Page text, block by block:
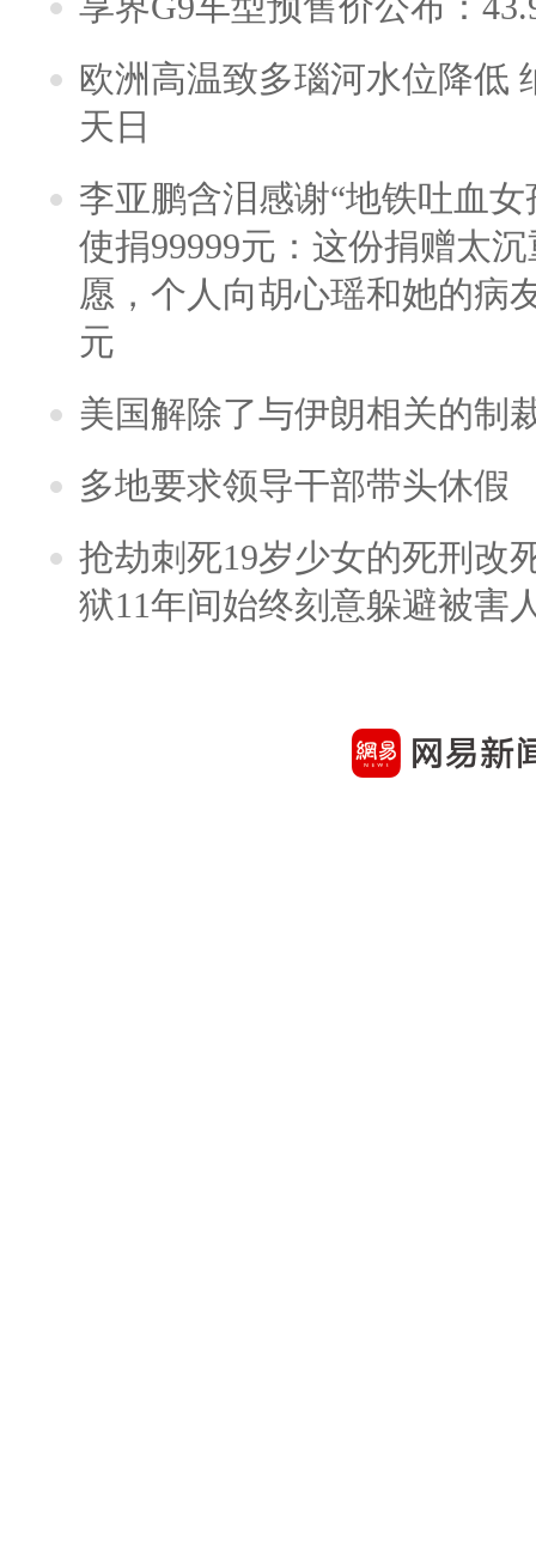
欧洲高温致多瑙河水位降低
天日
李亚鹏含泪感谢“地铁吐血
使捐99999元：这份捐赠太
愿，个人向胡心瑶和她的病
元
美国解除了与伊朗相关的制
多地要求领导干部带头休假
抢劫刺死19岁少女的死刑改
狱11年间始终刻意躲避被害